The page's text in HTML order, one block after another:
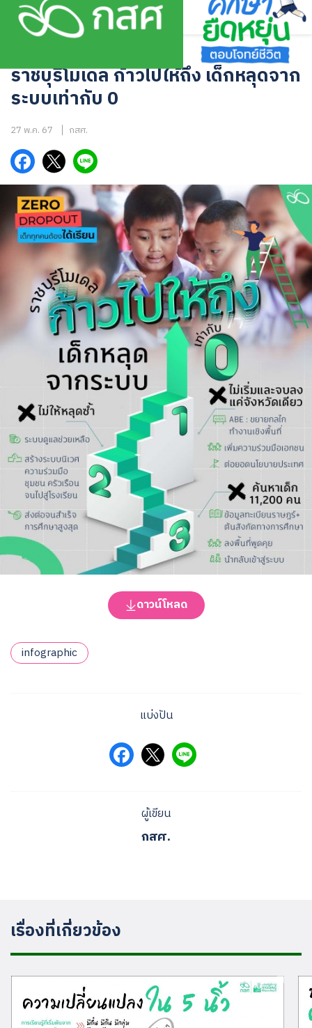
Skip
ราชบุรีโมเดล ก้าวไปให้ถึง เด็กหลุดจาก
ระบบเท่ากับ 0
27 พ.ค. 67 กสศ.
ดาวน์โหลด
infographic
แบ่งปัน
ผู้เขียน
กสศ.
เรื่องที่เกี่ยวข้อง